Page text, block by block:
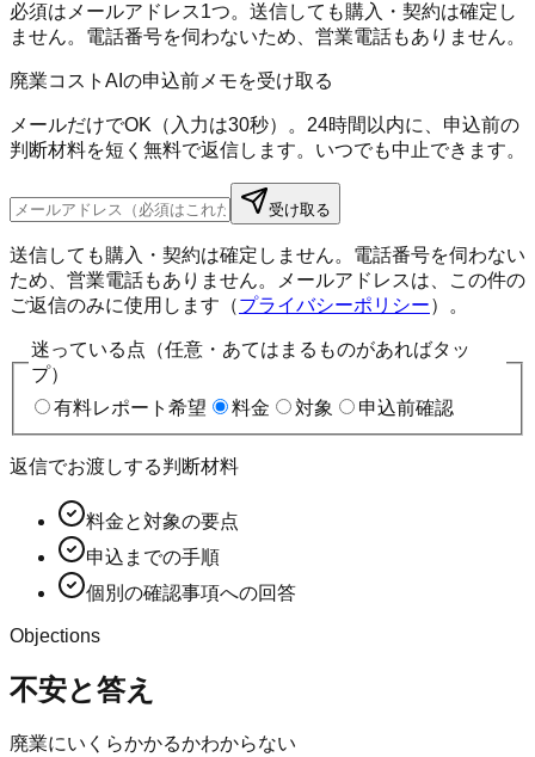
必須はメールアドレス1つ。送信しても購入・契約は確定し
ません。電話番号を伺わないため、営業電話もありません。
廃業コストAIの申込前メモを受け取る
メールだけでOK（入力は30秒）。24時間以内に、申込前の
判断材料を短く無料で返信します。いつでも中止できます。
受け取る
送信しても購入・契約は確定しません。電話番号を伺わない
ため、営業電話もありません。メールアドレスは、この件の
ご返信のみに使用します（プライバシーポリシー）。
迷っている点（任意・あてはまるものがあればタッ
プ）
有料レポート希望
料金 対象 申込前確認
返信でお渡しする判断材料
料金と対象の要点
申込までの手順
個別の確認事項への回答
Objections
不安と答え
廃業にいくらかかるかわからない